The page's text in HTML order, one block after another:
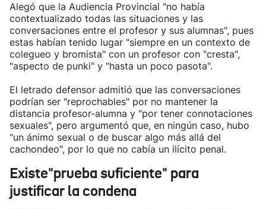
Alegó que la Audiencia Provincial "no había
contextualizado todas las situaciones y las
conversaciones entre el profesor y sus alumnas", pues
estas habían tenido lugar "siempre en un contexto de
colegueo y bromista" con un profesor con "cresta",
"aspecto de punki" y "hasta un poco pasota".
El letrado defensor admitió que las conversaciones
podrían ser "reprochables" por no mantener la
distancia profesor-alumna y "por tener connotaciones
sexuales", pero argumentó que, en ningún caso, hubo
"un ánimo sexual o de buscar algo más allá del
cachondeo", por lo que no cabía un ilícito penal.
Existe"prueba suficiente" para
justificar la condena